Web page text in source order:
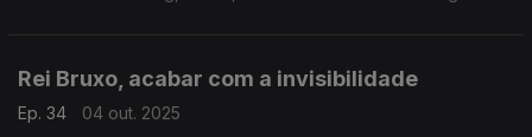
Rei Bruxo, acabar com a invisibilidade
Ep. 34
04 out. 2025